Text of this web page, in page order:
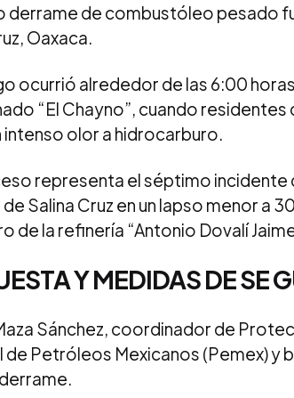
derrame de combustóleo pesado
Oaxaca.
ocurrió alrededor de las 6:00
“El Chayno”, cuando
intenso olor a hidrocarburo.
representa el séptimo
Salina Cruz en un lapso menor a
de la refinería “Antonio Dovalí
Y MEDIDAS DE SE
Sánchez, coordinador de
de Petróleos Mexicanos (Pemex) y